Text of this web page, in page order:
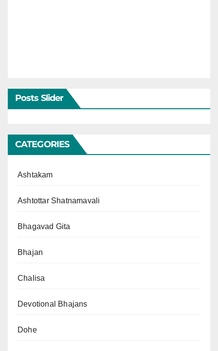
Posts Slider
CATEGORIES
Ashtakam
Ashtottar Shatnamavali
Bhagavad Gita
Bhajan
Chalisa
Devotional Bhajans
Dohe